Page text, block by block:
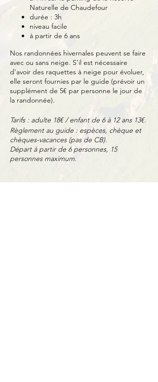
Naturelle de Chaudefour
durée : 3h
niveau facile
à partir de 6 ans
Nos randonnées hivernales peuvent se faire
avec ou sans neige. S'il est nécessaire
d'avoir des raquettes à neige pour évoluer,
elle seront fournies par le guide (prévoir un
supplément de 5€ par personne le jour de
la randonnée).
Tarifs : adulte 18€ / enfant de 6 à 12 ans 13€.
Règlement au guide : espèces, chèque et
chèques-vacances (pas de CB).
Départ à partir de 6 personnes, 15
personnes maximum.